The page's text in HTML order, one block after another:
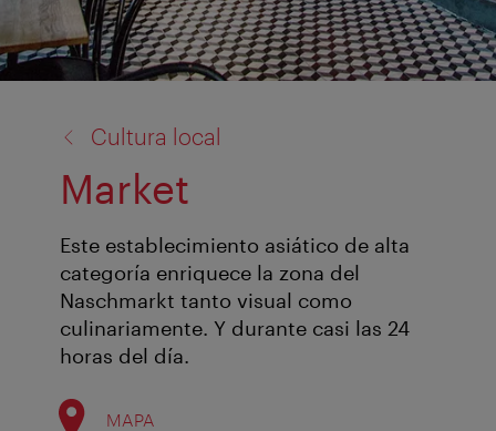
Cultura local
Market
Este establecimiento asiático de alta
categoría enriquece la zona del
Naschmarkt tanto visual como
culinariamente. Y durante casi las 24
horas del día.
MAPA